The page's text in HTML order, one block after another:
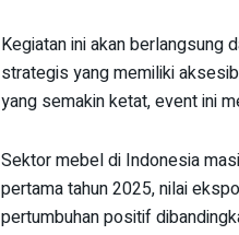
Kegiatan ini akan berlangsung
strategis yang memiliki
yang semakin ketat, event ini
Sektor mebel di Indonesia
pertama tahun 2025, nilai
pertumbuhan positif